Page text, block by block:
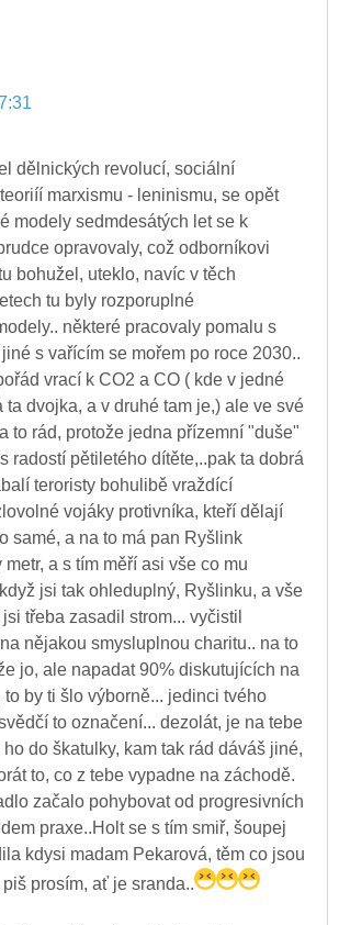
dělnických revolucí, sociální
marxismu - leninismu, se opět
modely sedmdesátých let se k
opravovaly, což odborníkovi
bohužel, uteklo, navíc v těch
tu byly rozporuplné
některé pracovaly pomalu s
s vařícím se mořem po roce 2030..
vrací k CO2 a CO ( kde v jedné
ta dvojka, a v druhé tam je,) ale ve své
to rád, protože jedna přízemní "duše"
radostí pětiletého dítěte,..pak ta dobrá
teroristy bohulibě vraždící
vojáky protivníka, kteří dělají
samé, a na to má pan Ryšlink
a s tím měří asi vše co mu
jsi tak ohleduplný, Ryšlinku, a vše
třeba zasadil strom... vyčistil
nějakou smysluplnou charitu.. na to
jo, ale napadat 90% diskutujících na
by ti šlo výborně... jedinci tvého
to označení... dezolát, je na tebe
do škatulky, kam tak rád dáváš jiné,
to, co z tebe vypadne na záchodě.
začalo pohybovat od progresivních
praxe..Holt se s tím smiř, šoupej
kdysi madam Pekarová, těm co jsou
prosím, ať je sranda..